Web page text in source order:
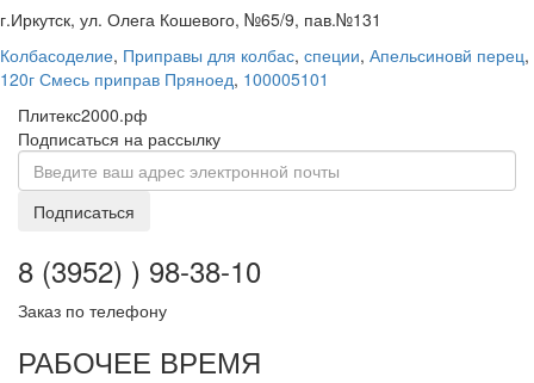
г.Иркутск, ул. Олега Кошевого, №65/9, пав.№131
Колбасоделие, Приправы для колбас, специи, Апельсиновй перец,
120г Смесь приправ Пряноед, 100005101
Плитекс2000.рф
Подписаться на рассылку
Подписаться
8 (3952) ) 98-38-10
Заказ по телефону
РАБОЧЕЕ ВРЕМЯ